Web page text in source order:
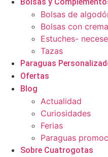
Bolsas de
Bolsas con
Estuches-
Tazas
Paraguas
Ofertas
Blog
Actualidad
Curiosidades
Ferias
Paraguas
Sobre Cuatrogotas